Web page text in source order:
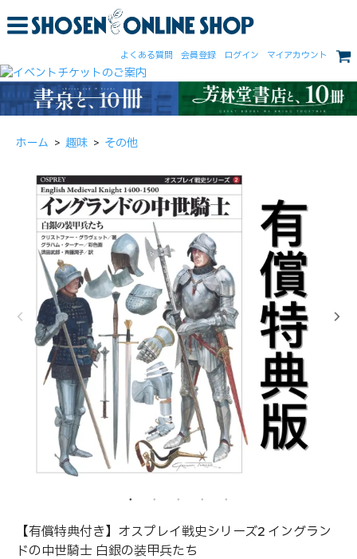
よくある質問 会員登録 ログイン マイアカウント
ホーム > 趣味 > その他
【有償特典付き】オスプレイ戦史シリーズ2 イングラン
ドの中世騎士 白銀の装甲兵たち